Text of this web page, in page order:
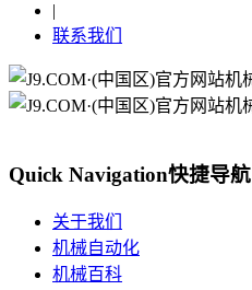
|
联系我们
Quick Navigation快捷导航
关于我们
机械自动化
机械百科